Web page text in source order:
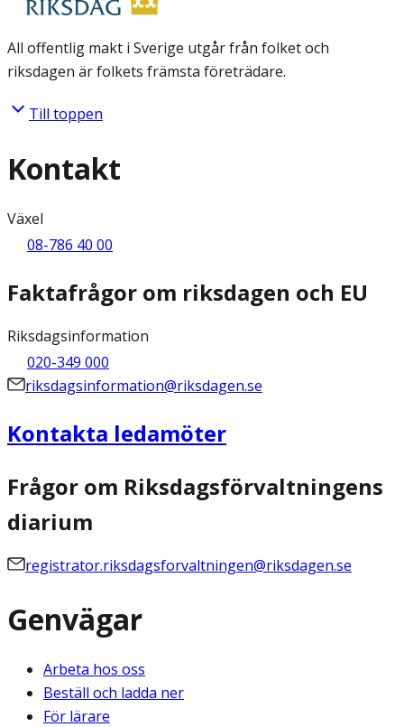
All offentlig makt i Sverige utgår från folket och
riksdagen är folkets främsta företrädare.
Till toppen
Kontakt
Växel
08-786 40 00
Faktafrågor om riksdagen och EU
Riksdagsinformation
020-349 000
riksdagsinformation@riksdagen.se
Kontakta ledamöter
Frågor om Riksdagsförvaltningens
diarium
registrator.riksdagsforvaltningen@riksdagen.se
Genvägar
Arbeta hos oss
Beställ och ladda ner
För lärare